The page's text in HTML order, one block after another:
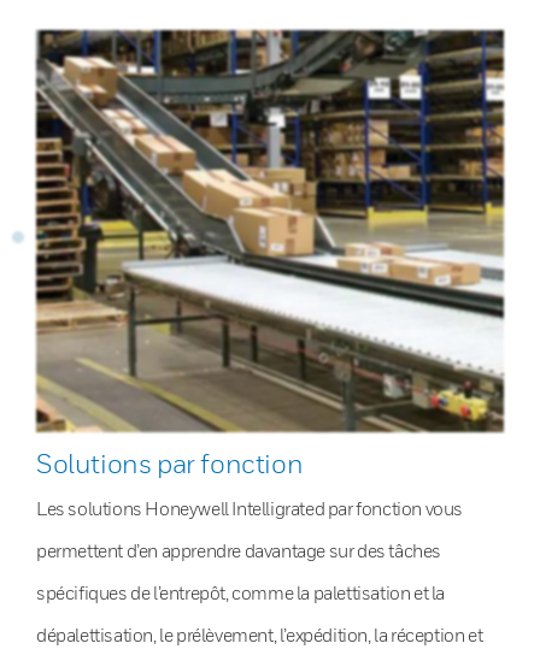
Solutions par fonction
Les solutions Honeywell Intelligrated par fonction vous
permettent d’en apprendre davantage sur des tâches
spécifiques de l’entrepôt, comme la palettisation et la
dépalettisation, le prélèvement, l’expédition, la réception et